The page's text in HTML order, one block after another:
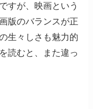
すが、映画という
版のバランスが正
生々しさも魅力的
読むと、また違っ